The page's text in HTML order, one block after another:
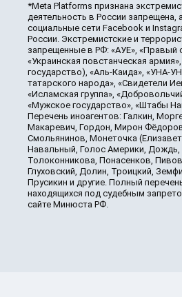
*Meta Platforms признана
деятельность в России
социальные сети Facebook и
России. Экстремистские и
запрещенные в РФ: «АУЕ», «Правый
«Украинская повстанческая
государство), «Аль-Каида», «УНА-
татарского народа», «Свидетели
«Исламская группа»,
«Мужское государство», «Штабы
Перечень иноагентов: Галкин,
Макаревич, Гордон, Мирон
Смольянинов, Монеточка
Навальный, Голос Америки, Дождь,
Толоконникова, Понасенков,
Глуховский, Долин, Троицкий,
Прусикин и другие. Полный
находящихся под судебным
сайте Минюста РФ.